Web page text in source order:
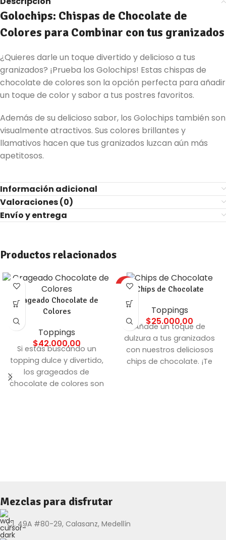
Golochips: Chispas de Chocolate de
Colores para Combinar con tus granizados
¿Quieres darle un toque divertido y delicioso a tus
granizados? ¡Prueba los Golochips! Estas chispas de
chocolate de colores son la opción perfecta para añadir
un toque de color y sabor a tus postres favoritos.
Además de su delicioso sabor, los Golochips también son
visualmente atractivos. Sus colores brillantes y
llamativos hacen que tus granizados luzcan aún más
apetitosos.
Información adicional
Valoraciones (0)
Envío y entrega
Productos relacionados
Grageado Chocolate de
Colores
Toppings
$42.000,00
Si estás buscando un
topping dulce y divertido,
los grageados de
chocolate de colores son
HOT Chips de Chocolate
Toppings
$25.000,00
Añade un toque de
dulzura a tus granizados
con nuestros deliciosos
chips de chocolate. ¡Te
Mezclas para disfrutar
Cl. 49A #80-29, Calasanz, Medellín